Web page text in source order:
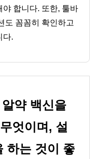
합니다. 또한, 툴바
도 꼼꼼히 확인하고
다.
약 백신을
엇이며, 설
하는 것이 좋